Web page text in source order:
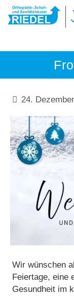
24.
Wir wünschen
Feiertage, eine
Gesundheit im